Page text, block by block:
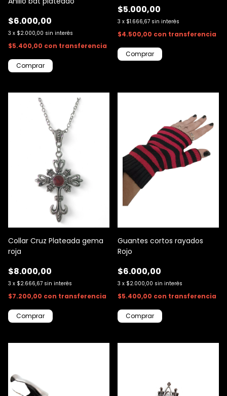
$6.000,00
3 x $2.000,00 sin interés
$5.400,00 con transferencia
$5.000,00
3 x $1.666,67 sin interés
$4.500,00 con transferencia
Collar Cruz Plateada gema
roja
$8.000,00
3 x $2.666,67 sin interés
$7.200,00 con transferencia
Guantes cortos rayados
Rojo
$6.000,00
3 x $2.000,00 sin interés
$5.400,00 con transferencia